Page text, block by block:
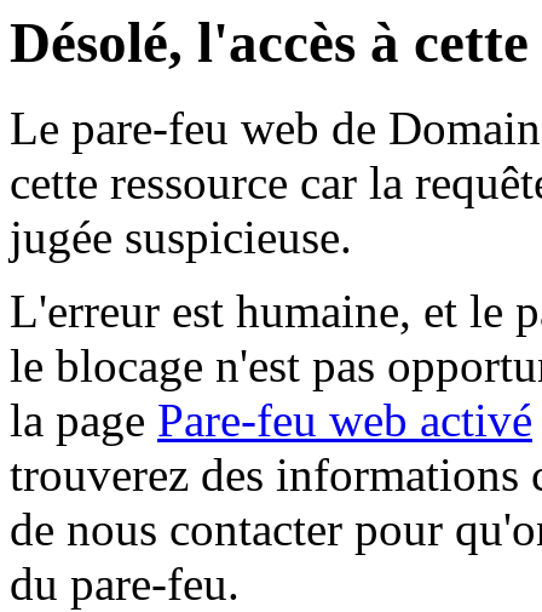
Désolé, l'accès à
Le pare-feu web de
cette ressource car la
jugée suspicieuse.
L'erreur est humaine, et le
le blocage n'est pas
la page Pare-feu web activé
trouverez des informations
de nous contacter pour
du pare-feu.